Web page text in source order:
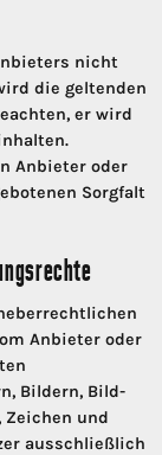
nicht
die geltenden
er wird
Anbieter oder
Sorgfalt
Anbieter oder
Bildern, Bild-
Zeichen und
ausschließlich